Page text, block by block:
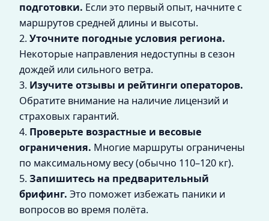
подготовки. Если это первый опыт, начните с
маршрутов средней длины и высоты.
2. Уточните погодные условия региона.
Некоторые направления недоступны в сезон
дождей или сильного ветра.
3. Изучите отзывы и рейтинги операторов.
Обратите внимание на наличие лицензий и
страховых гарантий.
4. Проверьте возрастные и весовые
ограничения. Многие маршруты ограничены
по максимальному весу (обычно 110–120 кг).
5. Запишитесь на предварительный
брифинг. Это поможет избежать паники и
вопросов во время полёта.